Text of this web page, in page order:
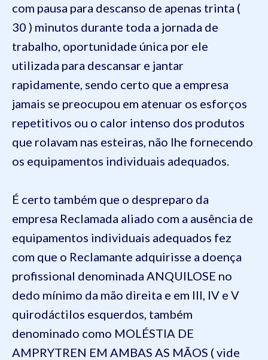
com pausa para descanso de apenas trinta (
30 ) minutos durante toda a jornada de
trabalho, oportunidade única por ele
utilizada para descansar e jantar
rapidamente, sendo certo que a empresa
jamais se preocupou em atenuar os esforços
repetitivos ou o calor intenso dos produtos
que rolavam nas esteiras, não lhe fornecendo
os equipamentos individuais adequados.
É certo também que o despreparo da
empresa Reclamada aliado com a ausência de
equipamentos individuais adequados fez
com que o Reclamante adquirisse a doença
profissional denominada ANQUILOSE no
dedo mínimo da mão direita e em III, IV e V
quirodáctilos esquerdos, também
denominado como MOLÉSTIA DE
AMPRYTREN EM AMBAS AS MÃOS ( vide